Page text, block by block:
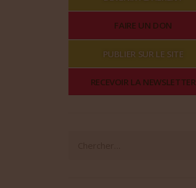
FAIRE UN DON
PUBLIER SUR LE SITE
RECEVOIR LA NEWSLETTER